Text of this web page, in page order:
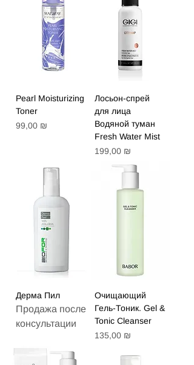
Pearl Moisturizing
Toner
Цена
99,00 ₪
Лосьон-спрей
для лица
Водяной туман
Fresh Water Mist
Цена
199,00 ₪
Дерма Пил
Продажа после
консультации
Очищающий
Гель-Тоник. Gel &
Tonic Cleanser
Цена
135,00 ₪